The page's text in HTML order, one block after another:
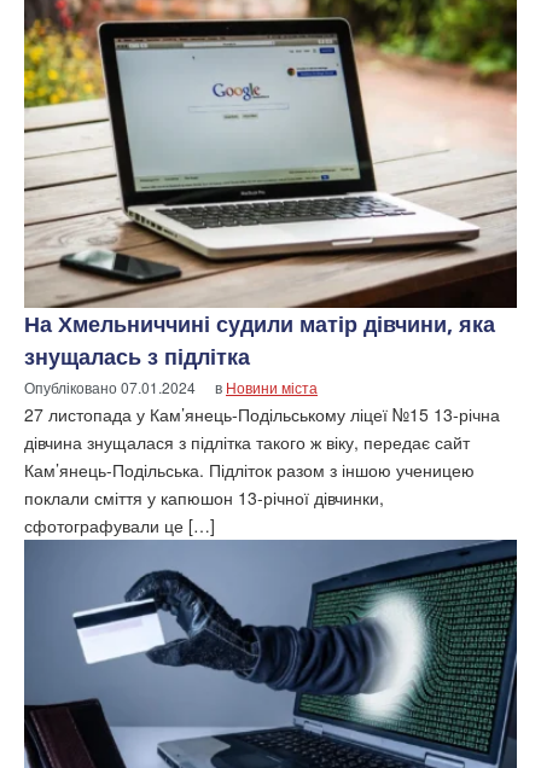
На Хмельниччині судили матір дівчини, яка
знущалась з підлітка
Опубліковано07.01.2024 в Новини міста
27 листопада у Кам’янець-Подільському ліцеї №15 13-річна
дівчина знущалася з підлітка такого ж віку, передає сайт
Кам’янець-Подільська. Підліток разом з іншою ученицею
поклали сміття у капюшон 13-річної дівчинки,
сфотографували це […]